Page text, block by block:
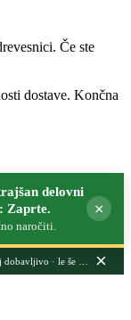
Če ste
dostave. Končna
delovni
Zaprte.
naročiti.
×
· le še nekaj dni ×